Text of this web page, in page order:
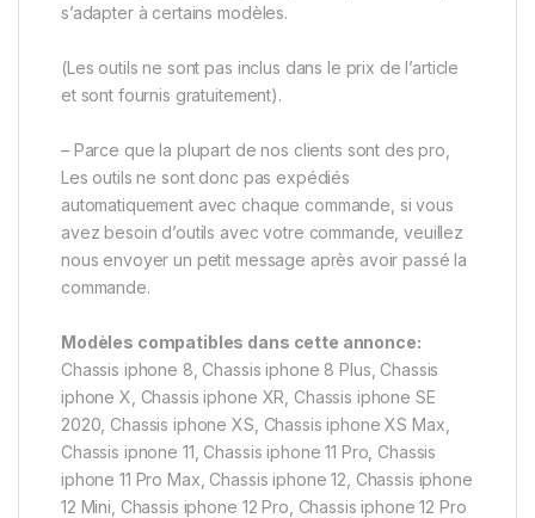
s’adapter à certains modèles.
(Les outils ne sont pas inclus dans le prix de l’article
et sont fournis gratuitement).
– Parce que la plupart de nos clients sont des pro,
Les outils ne sont donc pas expédiés
automatiquement avec chaque commande, si vous
avez besoin d’outils avec votre commande, veuillez
nous envoyer un petit message après avoir passé la
commande.
Modèles compatibles dans cette annonce:
Chassis iphone 8, Chassis iphone 8 Plus, Chassis
iphone X, Chassis iphone XR, Chassis iphone SE
2020, Chassis iphone XS, Chassis iphone XS Max,
Chassis ipnone 11, Chassis iphone 11 Pro, Chassis
iphone 11 Pro Max, Chassis iphone 12, Chassis iphone
12 Mini, Chassis iphone 12 Pro, Chassis iphone 12 Pro